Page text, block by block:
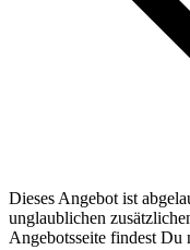
Dieses Angebot ist
unglaublichen
Angebotsseite findest Du